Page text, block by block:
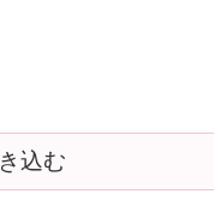
込む